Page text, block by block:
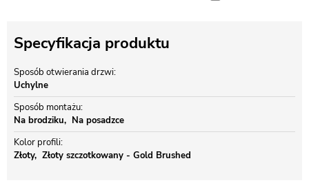
Specyfikacja produktu
Sposób otwierania drzwi
Uchylne
Sposób montażu
Na brodziku
Na posadzce
Kolor profili
Złoty
Złoty szczotkowany - Gold Brushed